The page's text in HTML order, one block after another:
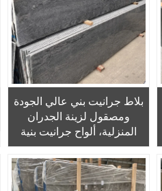
بلاط جرانيت بني عالي الجودة
ومصقول لزينة الجدران
المنزلية، ألواح جرانيت بنية
لمنضدة المطبخ